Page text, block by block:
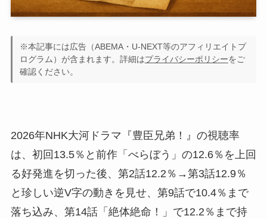
※本記事には広告（ABEMA・U-NEXT等のアフィリエイトプ
ログラム）が含まれます。詳細はプライバシーポリシーをご
確認ください。
2026年NHK大河ドラマ『豊臣兄弟！』の視聴率
は、初回13.5％と前作「べらぼう」の12.6％を上回
る好発進を切った後、第2話12.2％→第3話12.9％
と珍しい逆V字の動きを見せ、第9話で10.4％まで
落ち込み、第14話「絶体絶命！」で12.2％まで持